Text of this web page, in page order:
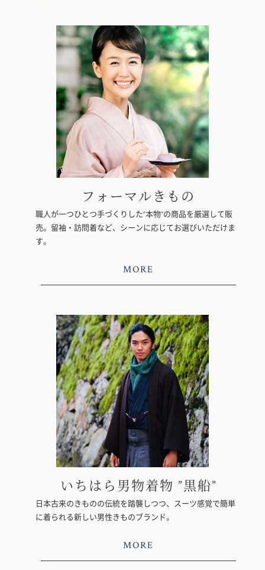
フォーマルきもの
職人が一つひとつ手づくりした“本物”の商品を厳選して販
売。留袖・訪問着など、シーンに応じてお選びいただけま
す。
MORE
いちはら男物着物 ”黒船”
日本古来のきものの伝統を踏襲しつつ、スーツ感覚で簡単
に着られる新しい男性きものブランド。
MORE